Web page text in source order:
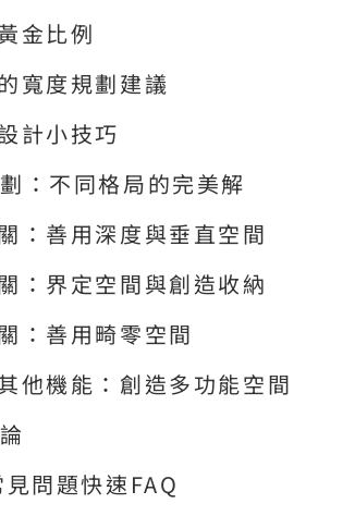
金比例
寬度規劃建議
計小技巧
：不同格局的完美解
：善用深度與垂直空間
：界定空間與創造收納
：善用畸零空間
他機能：創造多功能空間
問題快速FAQ